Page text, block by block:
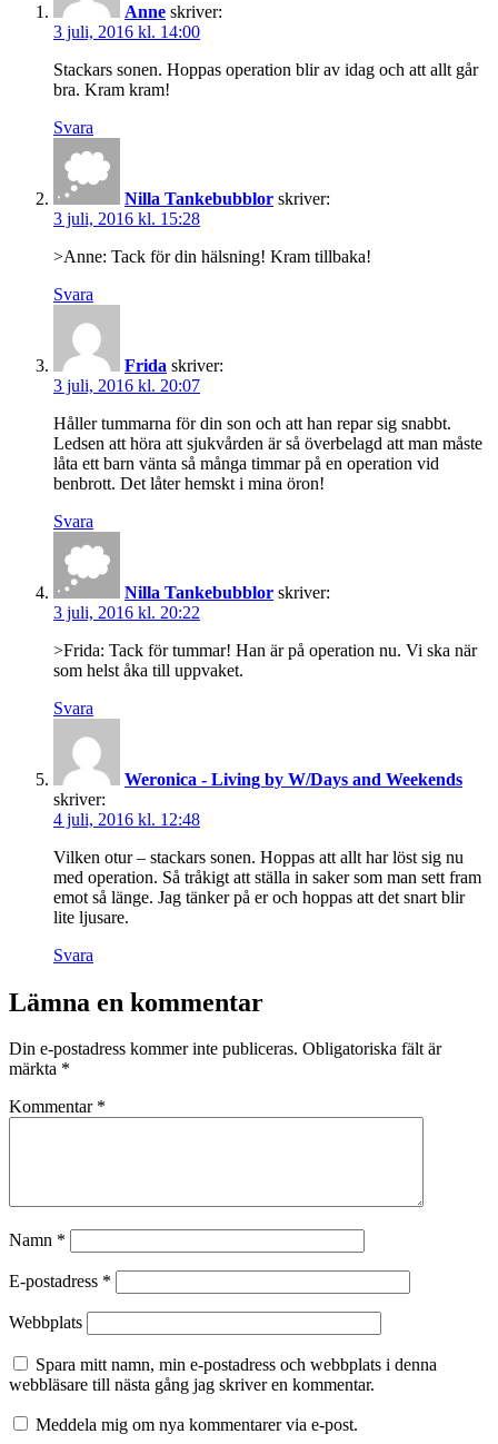
Anne skriver:
3 juli, 2016 kl. 14:00
Stackars sonen. Hoppas operation blir av idag och att allt går
bra. Kram kram!
Svara
Nilla Tankebubblor skriver:
3 juli, 2016 kl. 15:28
>Anne: Tack för din hälsning! Kram tillbaka!
Svara
Frida skriver:
3 juli, 2016 kl. 20:07
Håller tummarna för din son och att han repar sig snabbt.
Ledsen att höra att sjukvården är så överbelagd att man måste
låta ett barn vänta så många timmar på en operation vid
benbrott. Det låter hemskt i mina öron!
Svara
Nilla Tankebubblor skriver:
3 juli, 2016 kl. 20:22
>Frida: Tack för tummar! Han är på operation nu. Vi ska när
som helst åka till uppvaket.
Svara
Weronica - Living by W/Days and Weekends
skriver:
4 juli, 2016 kl. 12:48
Vilken otur – stackars sonen. Hoppas att allt har löst sig nu
med operation. Så tråkigt att ställa in saker som man sett fram
emot så länge. Jag tänker på er och hoppas att det snart blir
lite ljusare.
Svara
Lämna en kommentar
Din e-postadress kommer inte publiceras. Obligatoriska fält är
märkta *
Kommentar *
Namn *
E-postadress *
Webbplats
Spara mitt namn, min e-postadress och webbplats i denna
webbläsare till nästa gång jag skriver en kommentar.
Meddela mig om nya kommentarer via e-post.